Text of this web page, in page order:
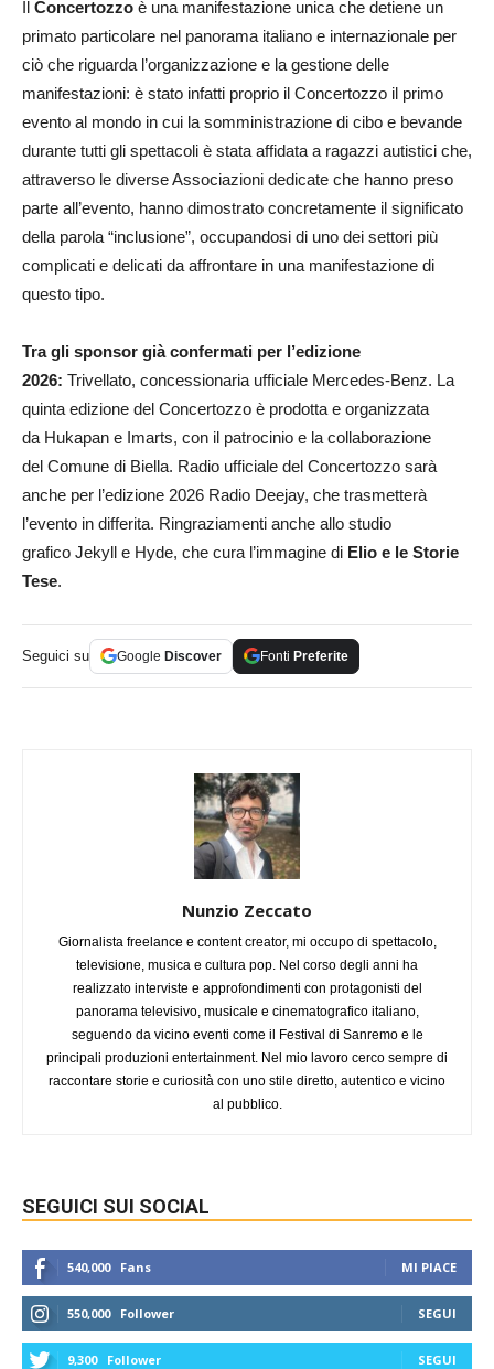
Il Concertozzo è una manifestazione unica che detiene un
primato particolare nel panorama italiano e internazionale per
ciò che riguarda l’organizzazione e la gestione delle
manifestazioni: è stato infatti proprio il Concertozzo il primo
evento al mondo in cui la somministrazione di cibo e bevande
durante tutti gli spettacoli è stata affidata a ragazzi autistici che,
attraverso le diverse Associazioni dedicate che hanno preso
parte all’evento, hanno dimostrato concretamente il significato
della parola “inclusione”, occupandosi di uno dei settori più
complicati e delicati da affrontare in una manifestazione di
questo tipo.
Tra gli sponsor già confermati per l’edizione
2026: Trivellato, concessionaria ufficiale Mercedes-Benz. La
quinta edizione del Concertozzo è prodotta e organizzata
da Hukapan e Imarts, con il patrocinio e la collaborazione
del Comune di Biella. Radio ufficiale del Concertozzo sarà
anche per l’edizione 2026 Radio Deejay, che trasmetterà
l’evento in differita. Ringraziamenti anche allo studio
grafico Jekyll e Hyde, che cura l’immagine di Elio e le Storie
Tese.
Seguici su Google Discover Fonti Preferite
Nunzio Zeccato
Giornalista freelance e content creator, mi occupo di spettacolo,
televisione, musica e cultura pop. Nel corso degli anni ha
realizzato interviste e approfondimenti con protagonisti del
panorama televisivo, musicale e cinematografico italiano,
seguendo da vicino eventi come il Festival di Sanremo e le
principali produzioni entertainment. Nel mio lavoro cerco sempre di
raccontare storie e curiosità con uno stile diretto, autentico e vicino
al pubblico.
SEGUICI SUI SOCIAL
540,000 Fans MI PIACE
550,000 Follower SEGUI
9,300 Follower SEGUI